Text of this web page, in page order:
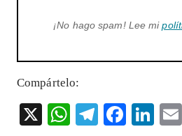
¡No hago spam! Lee mi
Compártelo:
X
W T
F
Li